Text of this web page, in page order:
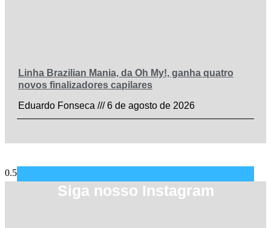
Linha Brazilian Mania, da Oh My!, ganha quatro
novos finalizadores capilares
Eduardo Fonseca
6 de agosto de 2026
Siga nosso Instagram